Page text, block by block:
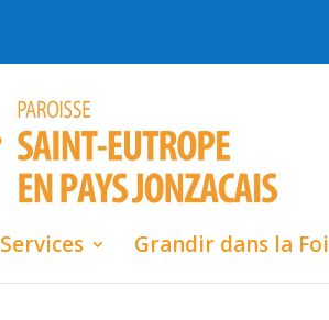
Services Grandir dans la Foi